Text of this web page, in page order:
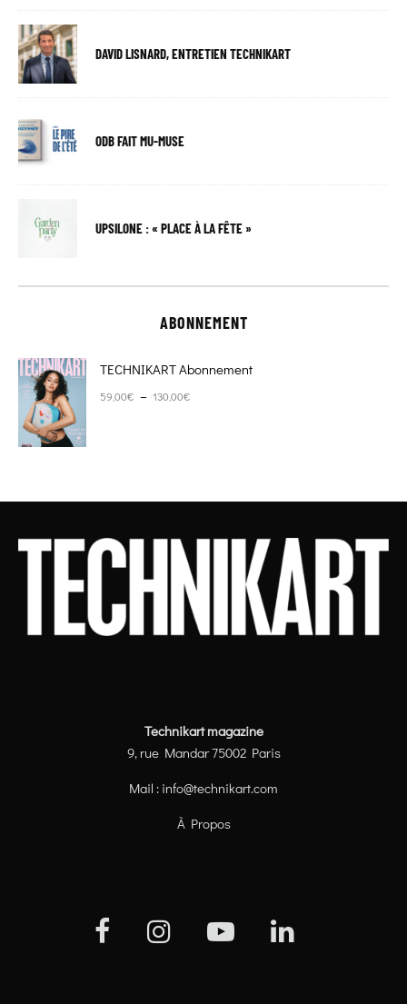
DAVID LISNARD, ENTRETIEN TECHNIKART
ODB FAIT MU-MUSE
UPSILONE : « PLACE À LA FÊTE »
ABONNEMENT
TECHNIKART Abonnement
59,00€ – 130,00€
Technikart magazine
9, rue Mandar 75002 Paris
Mail : info@technikart.com
À Propos